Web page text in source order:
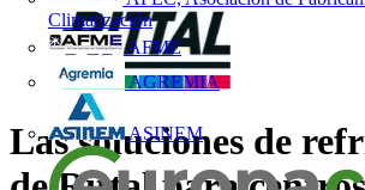
Climatización
AFME
AGREMIA
ASINEM
Las soluciones de